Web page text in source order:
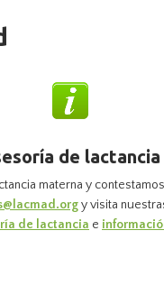
de lactancia
materna y
y visita
de lactancia e